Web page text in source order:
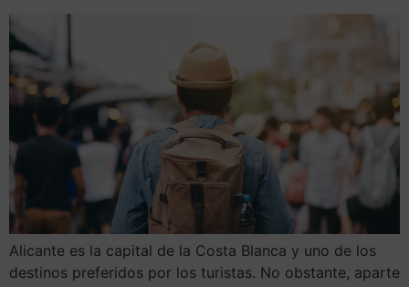
Alicante es la capital de la Costa Blanca y uno de los
destinos preferidos por los turistas. No obstante, aparte